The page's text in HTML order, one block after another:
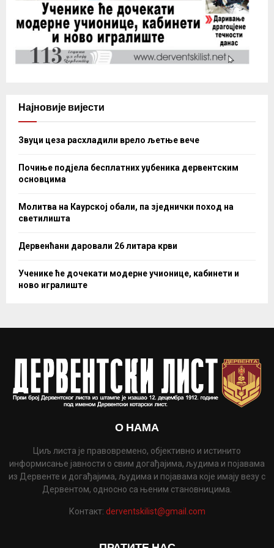
Најновије вијести
Звуци цеза расхладили врело љетње вече
Почиње подјела бесплатних уџбеника дервентским
основцима
Молитва на Каурској обали, па зједнички поход на
светилишта
Дервенћани даровали 26 литара крви
Ученике ће дочекати модерне учионице, кабинети и
ново игралиште
О НАМА
Циљ листа је правовремено, објективно и истинито
информисање јавности о свим догађајима, људима и појавама
из Дервенте и догађајима, људима и појавама које имају везу с
Дервентом, односно са њеним становницима.
Контакт: derventskilist@gmail.com